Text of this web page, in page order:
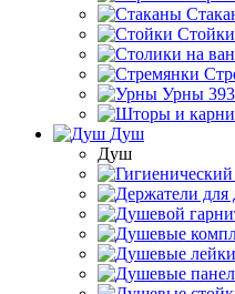
Стойки
Урны 393
Душ
Душ